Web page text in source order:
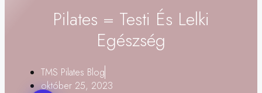
Pilates = Testi És Lelki
Egészség
TMS Pilates Blog
október 25, 2023